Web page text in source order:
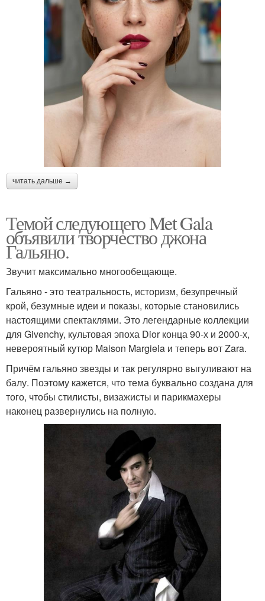
читать дальше →
Темой следующего Met Gala
объявили творчество джона
Гальяно.
Звучит максимально многообещающе.
Гальяно - это театральность, историзм, безупречный
крой, безумные идеи и показы, которые становились
настоящими спектаклями. Это легендарные коллекции
для Givenchy, культовая эпоха Dior конца 90-х и 2000-х,
невероятный кутюр Maison Margiela и теперь вот Zara.
Причём гальяно звезды и так регулярно выгуливают на
балу. Поэтому кажется, что тема буквально создана для
того, чтобы стилисты, визажисты и парикмахеры
наконец развернулись на полную.